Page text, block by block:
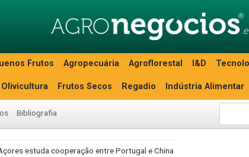
Frutos Agropecuária Agroflorestal I&D
Olivicultura Frutos Secos Regadio Indústria Alimentar
Bibliografia
estuda cooperação entre Portugal e China